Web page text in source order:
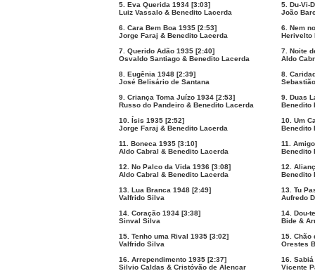
5. Eva Querida 1934 [3:03]
Luiz Vassalo & Benedito Lacerda
6. Cara Bem Boa 1935 [2:53]
Jorge Faraj & Benedito Lacerda
7. Querido Adão 1935 [2:40]
Osvaldo Santiago & Benedito Lacerda
8. Eugênia 1948 [2:39]
José Belisário de Santana
9. Criança Toma Juízo 1934 [2:53]
Russo do Pandeiro & Benedito Lacerda
10. Ísis 1935 [2:52]
Jorge Faraj & Benedito Lacerda
11. Boneca 1935 [3:10]
Aldo Cabral & Benedito Lacerda
12. No Palco da Vida 1936 [3:08]
Aldo Cabral & Benedito Lacerda
13. Lua Branca 1948 [2:49]
Valfrido Silva
14. Coração 1934 [3:38]
Sinval Silva
15. Tenho uma Rival 1935 [3:02]
Valfrido Silva
16. Arrependimento 1935 [2:37]
Silvio Caldas & Cristóvão de Alencar
5. Du-Vi-
João
6. Nem
Herivelto
7. Noite
Aldo
8.
9. Duas
Benedito
10. Um
Benedito
11.
Benedito
12.
Benedito
13. Tu
Aufredo
14. Dou-
Bide &
15. Chão
Orestes
16.
Vicente